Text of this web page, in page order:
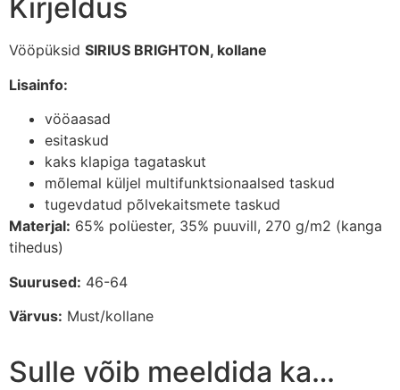
Kirjeldus
Vööpüksid SIRIUS BRIGHTON, kollane
Lisainfo:
vööaasad
esitaskud
kaks klapiga tagataskut
mõlemal küljel multifunktsionaalsed taskud
tugevdatud põlvekaitsmete taskud
Materjal: 65% polüester, 35% puuvill, 270 g/m2 (kanga
tihedus)
Suurused: 46-64
Värvus: Must/kollane
Sulle võib meeldida ka…